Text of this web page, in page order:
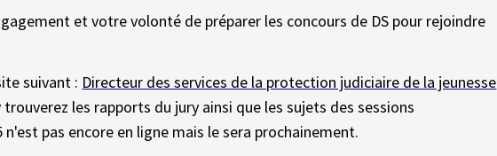
et votre volonté de préparer les concours de DS pour rejoindre
suivant : Directeur des services de la protection judiciaire de la jeunesse
trouverez les rapports du jury ainsi que les sujets des sessions
pas encore en ligne mais le sera prochainement.